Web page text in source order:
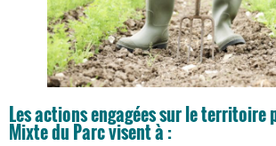
Les actions engagées sur le territoire
Mixte du Parc visent à :